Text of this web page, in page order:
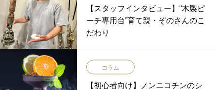
【スタッフインタビュー】“木製ピ
ーチ専用台”育て親・ぞのさんのこ
だわり
コラム
【初心者向け】ノンニコチンのシ